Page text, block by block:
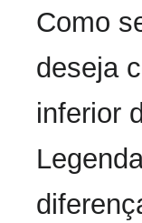
Como
deseja
inferior